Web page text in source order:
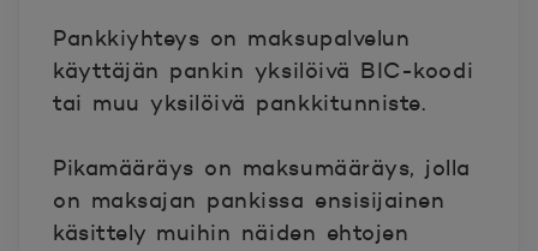
Pankkiyhteys on maksupalvelun
käyttäjän pankin yksilöivä BIC-koodi
tai muu yksilöivä pankkitunniste.
Pikamääräys on maksumääräys, jolla
on maksajan pankissa ensisijainen
käsittely muihin näiden ehtojen